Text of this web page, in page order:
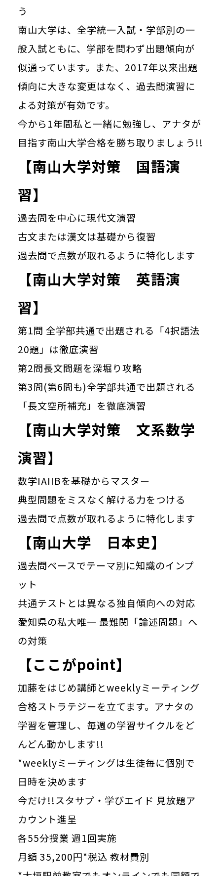
う
南山大学は、全学統一入試・学部別の一
般入試ともに、学部を問わず出題傾向が
似通っています。また、2017年以来出題
傾向に大きな変更はなく、過去問演習に
よる対策が有効です。
今から1年間私と一緒に勉強し、アナタが
目指す南山大学合格を勝ち取りましょう!!
【南山大学対策 国語演
習】
過去問を中心に現代文演習
古文または漢文は基礎から復習
過去問で点数が取れるように特化します
【南山大学対策 英語演
習】
第1問 全学部共通で出題される「4択語法
20題」は徹底演習
第2問長文問題を深堀り攻略
第3問(第6問も)全学部共通で出題される
「長文空所補充」を徹底演習
【南山大学対策 文系数学
演習】
数学IAIIBを基礎からマスター
典型問題をミスなく解ける力をつける
過去問で点数が取れるように特化します
【南山大学 日本史】
過去問ベースでテーマ別に知識のインプ
ット
共通テストとは異なる独自傾向への対応
愛知県の私大唯一 最難関「論述問題」へ
の対策
【ここがpoint】
加藤をはじめ講師とweeklyミーティング
合格ストラテジーを立てます。アナタの
学習を管理し、毎週の学習サイクルをど
んどん動かします!!
*weeklyミーティングは生徒毎に個別で
日時を決めます
今だけ!!スタサプ・学びエイド 見放題ア
カウント進呈
各55分授業 週1回実施
月額 35,200円*税込 教材費別